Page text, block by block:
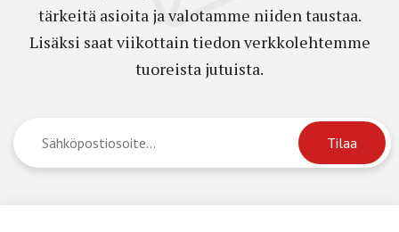
tärkeitä asioita ja valotamme niiden taustaa.
Lisäksi saat viikottain tiedon verkkolehtemme
tuoreista jutuista.